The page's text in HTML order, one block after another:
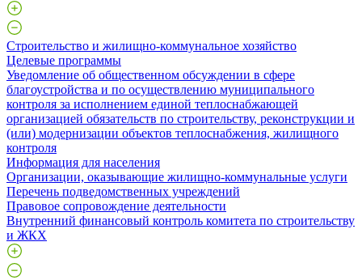
Строительство и жилищно-коммунальное хозяйство
Целевые программы
Уведомление об общественном обсуждении в сфере
благоустройства и по осуществлению муниципального
контроля за исполнением единой теплоснабжающей
организацией обязательств по строительству, реконструкции и
(или) модернизации объектов теплоснабжения, жилищного
контроля
Информация для населения
Организации, оказывающие жилищно-коммунальные услуги
Перечень подведомственных учреждений
Правовое сопровождение деятельности
Внутренний финансовый контроль комитета по строительству
и ЖКХ